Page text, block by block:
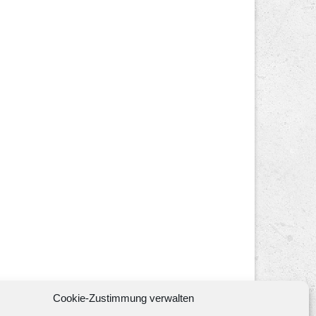
Cookie-Zustimmung verwalten